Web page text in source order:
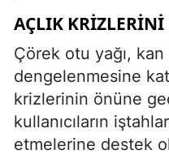
AÇLIK KRIZLERINI
Çörek otu yağı,
dengelenmesine
krizlerinin önüne
kullanıcıların
etmelerine destek